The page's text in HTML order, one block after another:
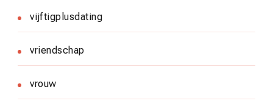
vijftigplusdating
vriendschap
vrouw